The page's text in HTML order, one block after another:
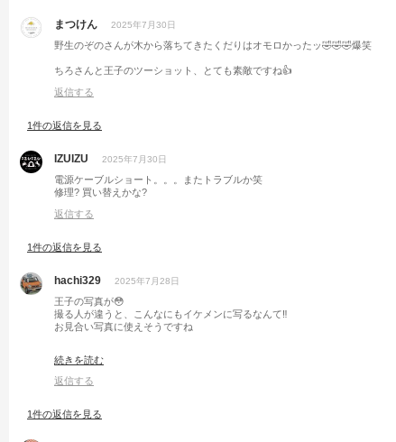
まつけん 2025年7月30日
野生のぞのさんが木から落ちてきたくだりはオモロかったッ🤣🤣🤣爆笑
ちろさんと王子のツーショット、とても素敵ですね👍
返信する
1件の返信を見る
IZUIZU 2025年7月30日
電源ケーブルショート。。。またトラブルか笑
修理? 買い替えかな?
返信する
1件の返信を見る
hachi329 2025年7月28日
王子の写真が😳
撮る人が違うと、こんなにもイケメンに写るなんて‼️
お見合い写真に使えそうですね
木から落ちてきた(猿🐵？)ぞのさんにも遭遇したし、大阪満喫していいなぁ☺️
続きを読む
返信する
1件の返信を見る